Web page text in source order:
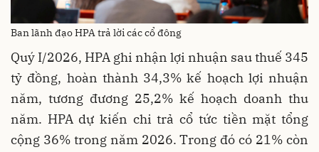
Ban lãnh đạo HPA trả lời các cổ đông
Quý I/2026, HPA ghi nhận lợi nhuận sau thuế 345
tỷ đồng, hoàn thành 34,3% kế hoạch lợi nhuận
năm, tương đương 25,2% kế hoạch doanh thu
năm. HPA dự kiến chi trả cổ tức tiền mặt tổng
cộng 36% trong năm 2026. Trong đó có 21% còn